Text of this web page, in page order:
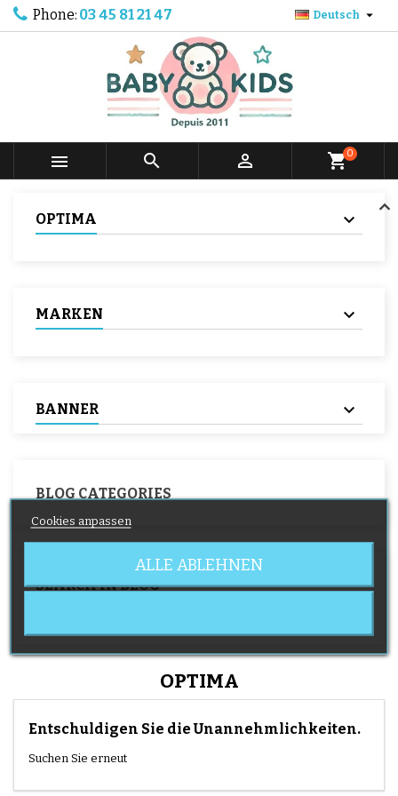
Phone: 03 45 81 21 47 Deutsch 
   shopping_cart0
OPTIMA
MARKEN
BANNER
BLOG CATEGORIES
SEARCH IN BLOG
OPTIMA
Entschuldigen Sie die Unannehmlichkeiten.
Suchen Sie erneut
Cookies anpassen
ALLE ABLEHNEN